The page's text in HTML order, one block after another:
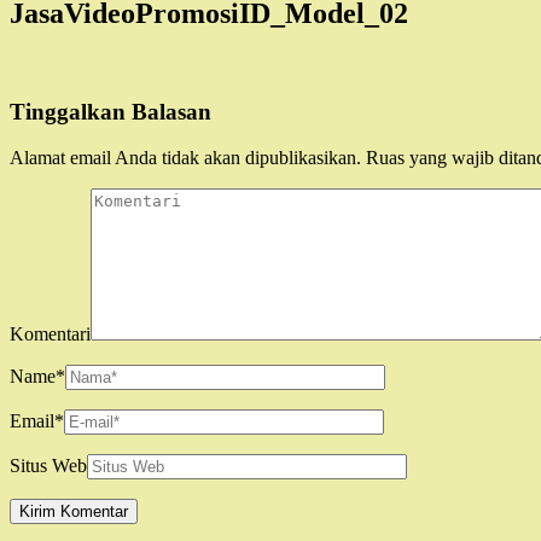
JasaVideoPromosiID_Model_02
Tinggalkan Balasan
Alamat email Anda tidak akan dipublikasikan. Ruas yang wajib
Komentari
Name*
Email*
Situs Web